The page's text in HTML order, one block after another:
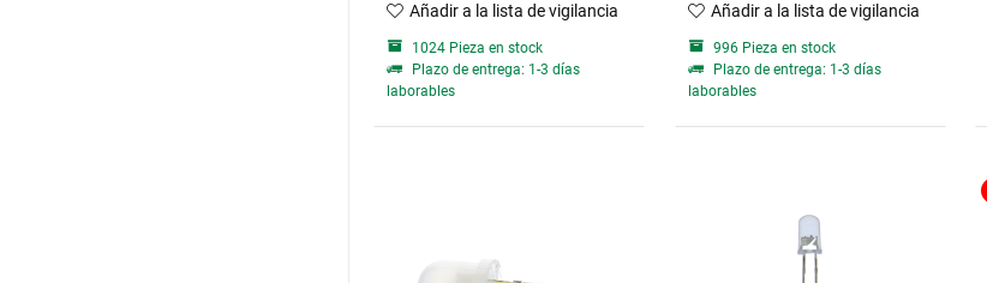
Añadir a la lista de vigilancia
1024 Pieza en stock
Plazo de entrega: 1-3 días
laborables
Añadir a la lista de vigilancia
996 Pieza en stock
Plazo de entrega: 1-3 días
laborables